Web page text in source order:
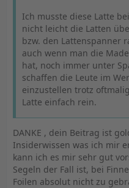
Ich musste diese Latte
nicht leicht die Latten
bzw. den Lattenspanner
auch wenn man die
hat, noch immer unter
schaffen die Leute im
einzustellen trotz
Latte einfach rein.
DANKE , dein Beitrag ist
Insiderwissen was ich mir
kann ich es mir sehr gut
Segeln der Fall ist, bei
Foilen absolut nicht zu